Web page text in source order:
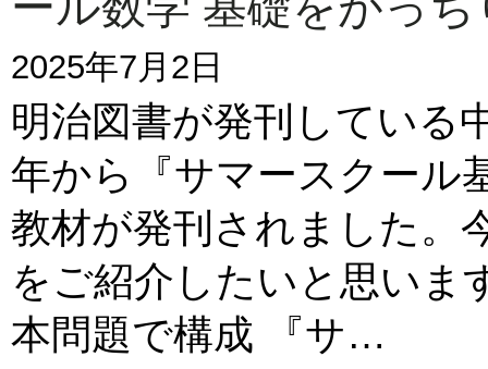
2025年7月2日
明治図書が発刊している
年から『サマースクール
教材が発刊されました。
をご紹介したいと思いま
本問題で構成 『サ…